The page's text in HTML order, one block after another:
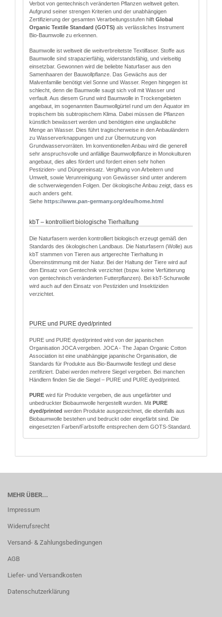
Verbot von gentechnisch veränderten Pflanzen weltweit gelten.
Aufgrund seiner strengen Kriterien und der unabhängigen
Zertifizierung der gesamten Verarbeitungsstufen hilft Global
Organic Textile Standard (GOTS) als verlässliches Instrument
Bio-Baumwolle zu erkennen.
Baumwolle ist weltweit die weitverbreitetste Textilfaser. Stoffe aus
Baumwolle sind strapazierfähig, widerstandsfähig, und vielseitig
einsetzbar. Gewonnen wird die beliebte Naturfaser aus den
Samenhaaren der Bauwollpflanze. Das Gewächs aus der
Malvenfamilie benötigt viel Sonne und Wasser. Regen hingegen ist
schlecht, denn die Baumwolle saugt sich voll mit Wasser und
verfault. Aus diesem Grund wird Baumwolle in Trockengebieten
angebaut, im sogenannten Baumwollgürtel rund um den Äquator im
tropischem bis subtropischem Klima. Dabei müssen die Pflanzen
künstlich bewässert werden und benötigten eine unglaubliche
Menge an Wasser. Dies führt tragischerweise in den Anbauländern
zu Wasserverknappungen und zur Übernutzung von
Grundwasservorräten. Im konventionellen Anbau wird die generell
sehr anspruchsvolle und anfällige Baumwollpflanze in Monokulturen
angebaut, dies alles fördert und fordert einen sehr hohen
Pestiziden- und Düngereinsatz. Vergiftung von Arbeitern und
Umwelt, sowie Verunreinigung von Gewässer sind unter anderem
die schwerwiegenden Folgen. Der ökologische Anbau zeigt, dass es
auch anders geht.
Siehe https://www.pan-germany.org/deu/home.html
kbT – kontrolliert biologische Tierhaltung
Die Naturfasern werden kontrolliert biologisch erzeugt gemäß den
Standards des ökologischen Landbaus. Die Naturfasern (Wolle) aus
kbT stammen von Tieren aus artgerechte Tierhaltung in
Übereinstimmung mit der Natur. Bei der Haltung der Tiere wird auf
den Einsatz von Gentechnik verzichtet (bspw. keine Verfütterung
von gentechnisch veränderten Futterpflanzen). Bei kbT-Schurwolle
wird auch auf den Einsatz von Pestiziden und Insektiziden
verzichtet.
PURE und PURE dyed/printed
PURE und PURE dyed/printed wird von der japanischen
Organisation JOCA vergeben. JOCA - The Japan Organic Cotton
Association ist eine unabhängige japanische Organisation, die
Standards für Produkte aus Bio-Baumwolle festlegt und diese
zertifiziert. Dabei werden mehrere Siegel vergeben. Bei manchen
Händlern finden Sie die Siegel – PURE und PURE dyed/printed.
PURE wird für Produkte vergeben, die aus ungefärbter und
unbedruckter Biobaumwolle hergestellt wurden. Mit PURE
dyed/printed werden Produkte ausgezeichnet, die ebenfalls aus
Biobaumwolle bestehen und bedruckt oder eingefärbt sind. Die
eingesetzten Farben/Farbstoffe entsprechen dem GOTS-Standard.
MEHR ÜBER...
Impressum
Widerrufsrecht
Versand- & Zahlungsbedingungen
AGB
Liefer- und Versandkosten
Datenschutzerklärung